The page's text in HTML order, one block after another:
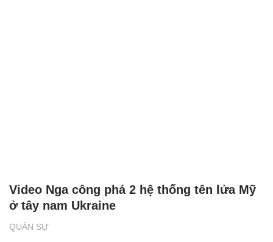
QUÂN SỰ
Video Nga công phá 2 hệ thống tên lửa Mỹ
ở tây nam Ukraine